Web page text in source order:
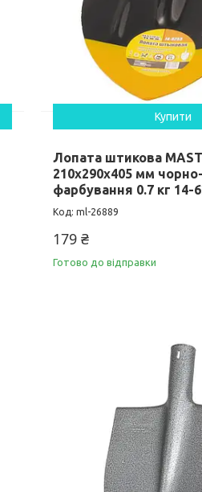
Купити
Лопата штикова
210х290х405 мм
фарбування 0.7 кг 14-
ml-26889
179 ₴
Готово до відправки